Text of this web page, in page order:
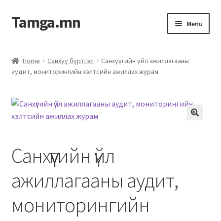
Tamga.mn Menu
ХАБЭА-н багц
Гэрээний загвар
Дотоод журмын багц
Журмууд​
Компанийн удирдлагын бичиг баримт
Home Санхүү бүртгэл
Санхүүгийн үйл ажиллагааны
аудит, мониторингийн хэлтсийн ажиллах журам
Санхүүгийн үйл
ажиллагааны аудит,
мониторингийн